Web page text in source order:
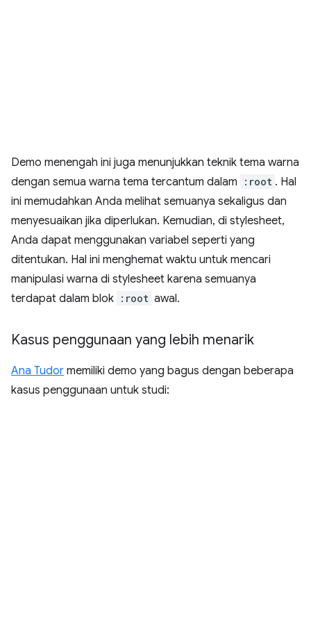
Demo menengah ini juga menunjukkan teknik tema warna
dengan semua warna tema tercantum dalam
:root . Hal
ini memudahkan Anda melihat semuanya sekaligus dan
menyesuaikan jika diperlukan. Kemudian, di stylesheet,
Anda dapat menggunakan variabel seperti yang
ditentukan. Hal ini menghemat waktu untuk mencari
manipulasi warna di stylesheet karena semuanya
terdapat dalam blok :root awal.
Kasus penggunaan yang lebih menarik
Ana Tudor memiliki demo yang bagus dengan beberapa
kasus penggunaan untuk studi: